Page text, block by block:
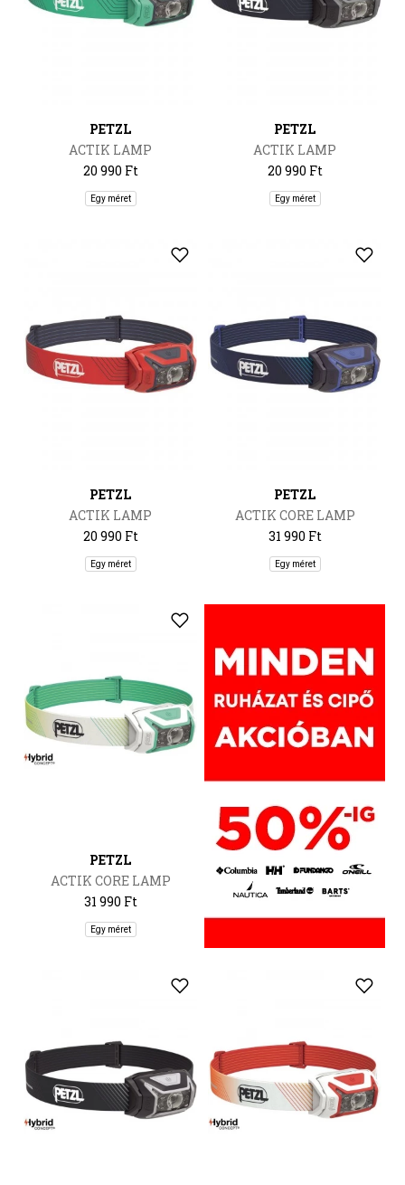
PETZL
ACTIK LAMP
20 990 Ft
Egy méret
PETZL
ACTIK LAMP
20 990 Ft
Egy méret
PETZL
ACTIK LAMP
20 990 Ft
Egy méret
PETZL
ACTIK CORE LAMP
31 990 Ft
Egy méret
PETZL
ACTIK CORE LAMP
31 990 Ft
Egy méret